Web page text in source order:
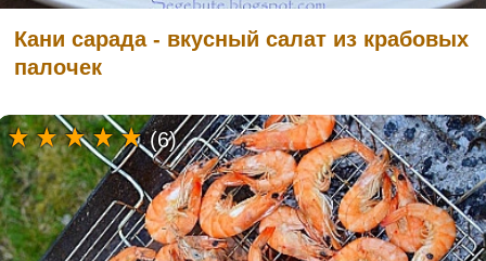
Кани сарада - вкусный салат из крабовых
палочек
(6)